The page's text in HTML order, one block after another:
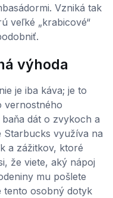
Vzniká tak
veľké „krabicové“
výhoda
je iba káva; je to
vernostného
dát o zvykoch a
využíva na
a zážitkov, ktoré
že viete, aký nápoj
mu pošlete
tento osobný dotyk